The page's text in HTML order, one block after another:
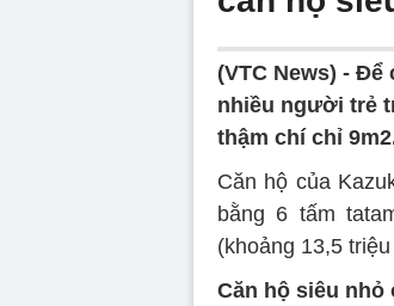
(VTC News) - Để
nhiều người trẻ
thậm chí chỉ
Căn hộ của
bằng 6 tấm
(khoảng 13,5
Căn hộ siêu nhỏ